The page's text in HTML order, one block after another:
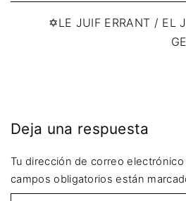
✡LE JUIF ERRANT / EL
Deja una respuesta
Tu dirección de correo
campos obligatorios están